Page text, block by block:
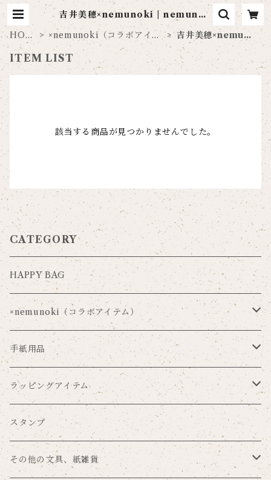
吉井美穂×nemunoki | nemunok
i paper item
HOM
E
×nemunoki（コラボアイテ
ム）
吉井美穂×nemuno
ki
ITEM LIST
該当する商品が見つかりませんでした。
CATEGORY
HAPPY BAG
×nemunoki（コラボアイテム）
Via Carousel×nemunoki
oudmijin×nemunoki
吉井美穂×nemunoki
紙me×nemunoki
手紙用品
レターセット
便箋
ポストカード
ラッピングアイテム
ラッピングペーパー
マスキングテープ
スタンプ
その他の文具、紙雑貨